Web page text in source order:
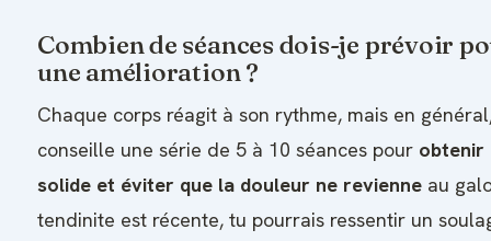
Combien de séances dois-je prévoir
une amélioration ?
Chaque corps réagit à son rythme, mais en
conseille une série de 5 à 10 séances pour obtenir
solide et éviter que la douleur ne revienne au
tendinite est récente, tu pourrais ressentir un